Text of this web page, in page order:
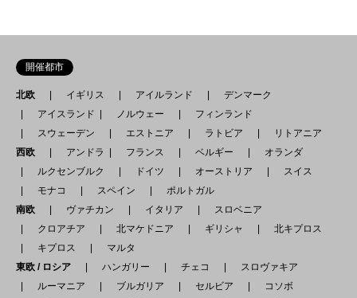
開催都市
北欧 イギリス アイルランド
デンマーク
アイスランド
ノルウェー
フィンランド
スウェーデン
エストニア ラトビア
リトアニア
西欧
アンドラ フランス ベルギー
オランダ
ルクセンブルク
ドイツ オーストリア
スイス
モナコ
スペイン
ポルトガル
南欧
ヴァチカン イタリア
スロベニア
クロアチア
北マケドニア ギリシャ
北キプロス
キプロス
マルタ
東欧 / ロシア
ハンガリー チェコ
スロヴァキア
ルーマニア
ブルガリア セルビア
コソボ